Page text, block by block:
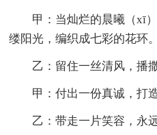
甲：当灿烂的晨曦（xī
缕阳光，编织成七彩的花环。
乙：留住一丝清风，播
甲：付出一份真诚，打
乙：带走一片笑容，永